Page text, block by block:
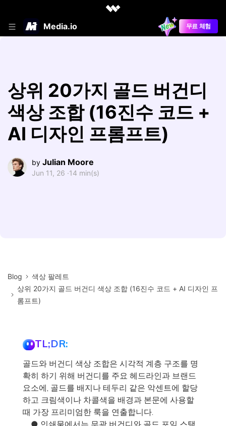
Media.io 무료 체험
상위 20가지 골드 버건디
색상 조합 (16진수 코드 +
AI 디자인 프롬프트)
by Julian Moore
Jun 11, 26 ·14 min(s)
Blog
색상 팔레트
상위 20가지 골드 버건디 색상 조합 (16진수 코드 + AI 디자인 프
롬프트)
TL;DR:
골드와 버건디 색상 조합은 시각적 계층 구조를 명
확히 하기 위해 버건디를 주요 헤드라인과 브랜드
요소에, 골드를 배지나 테두리 같은 악센트에 할당
하고 크림색이나 차콜색을 배경과 본문에 사용할
때 가장 프리미엄한 룩을 연출합니다.
● 인쇄물에서는 무광 버건디와 골드 포일 스탬